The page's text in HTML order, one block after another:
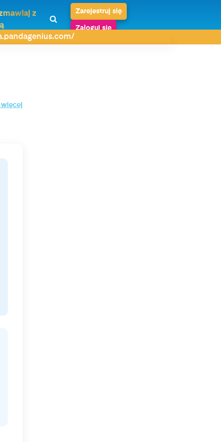
z
Zarejestruj się
Zaloguj się